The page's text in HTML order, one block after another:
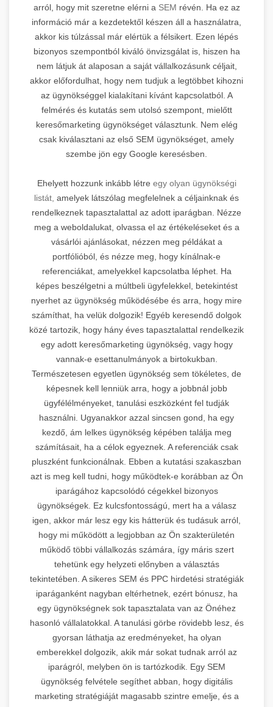
arról, hogy mit szeretne elérni a SEM révén. Ha ez az
információ már a kezdetektől készen áll a használatra,
akkor kis túlzással már elértük a félsikert. Ezen lépés
bizonyos szempontból kiváló önvizsgálat is, hiszen ha
nem látjuk át alaposan a saját vállalkozásunk céljait,
akkor előfordulhat, hogy nem tudjuk a legtöbbet kihozni
az ügynökséggel kialakítani kívánt kapcsolatból. A
felmérés és kutatás sem utolsó szempont, mielőtt
keresőmarketing ügynökséget választunk. Nem elég
csak kiválasztani az első SEM ügynökséget, amely
szembe jön egy Google keresésben.
Ehelyett hozzunk inkább létre egy olyan ügynökségi
listát, amelyek látszólag megfelelnek a céljainknak és
rendelkeznek tapasztalattal az adott iparágban. Nézze
meg a weboldalukat, olvassa el az értékeléseket és a
vásárlói ajánlásokat, nézzen meg példákat a
portfólióból, és nézze meg, hogy kínálnak-e
referenciákat, amelyekkel kapcsolatba léphet. Ha
képes beszélgetni a múltbeli ügyfelekkel, betekintést
nyerhet az ügynökség működésébe és arra, hogy mire
számíthat, ha velük dolgozik! Egyéb keresendő dolgok
közé tartozik, hogy hány éves tapasztalattal rendelkezik
egy adott keresőmarketing ügynökség, vagy hogy
vannak-e esettanulmányok a birtokukban.
Természetesen egyetlen ügynökség sem tökéletes, de
képesnek kell lenniük arra, hogy a jobbnál jobb
ügyfélélményeket, tanulási eszközként fel tudják
használni. Ugyanakkor azzal sincsen gond, ha egy
kezdő, ám lelkes ügynökség képében találja meg
számításait, ha a célok egyeznek. A referenciák csak
pluszként funkcionálnak. Ebben a kutatási szakaszban
azt is meg kell tudni, hogy működtek-e korábban az Ön
iparágához kapcsolódó cégekkel bizonyos
ügynökségek. Ez kulcsfontosságú, mert ha a válasz
igen, akkor már lesz egy kis hátterük és tudásuk arról,
hogy mi működött a legjobban az Ön szakterületén
működő többi vállalkozás számára, így máris szert
tehetünk egy helyzeti előnyben a választás
tekintetében. A sikeres SEM és PPC hirdetési stratégiák
iparáganként nagyban eltérhetnek, ezért bónusz, ha
egy ügynökségnek sok tapasztalata van az Önéhez
hasonló vállalatokkal. A tanulási görbe rövidebb lesz, és
gyorsan láthatja az eredményeket, ha olyan
emberekkel dolgozik, akik már sokat tudnak arról az
iparágról, melyben ön is tartózkodik. Egy SEM
ügynökség felvétele segíthet abban, hogy digitális
marketing stratégiáját magasabb szintre emelje, és a